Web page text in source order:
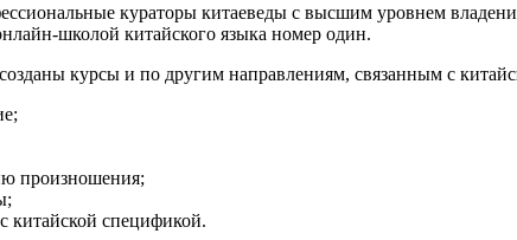
кураторы китаеведы с высшим уровнем
школой китайского языка номер один.
курсы и по другим направлениям, связанным с
произношения;
китайской спецификой.